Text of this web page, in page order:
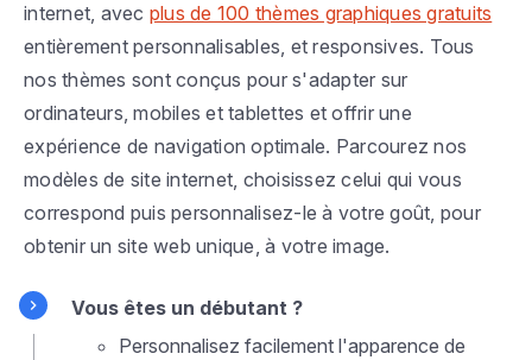
internet, avec plus de 100 thèmes graphiques gratuits
entièrement personnalisables, et responsives. Tous
nos thèmes sont conçus pour s'adapter sur
ordinateurs, mobiles et tablettes et offrir une
expérience de navigation optimale. Parcourez nos
modèles de site internet, choisissez celui qui vous
correspond puis personnalisez-le à votre goût, pour
obtenir un site web unique, à votre image.
Vous êtes un débutant ?
Personnalisez facilement l'apparence de